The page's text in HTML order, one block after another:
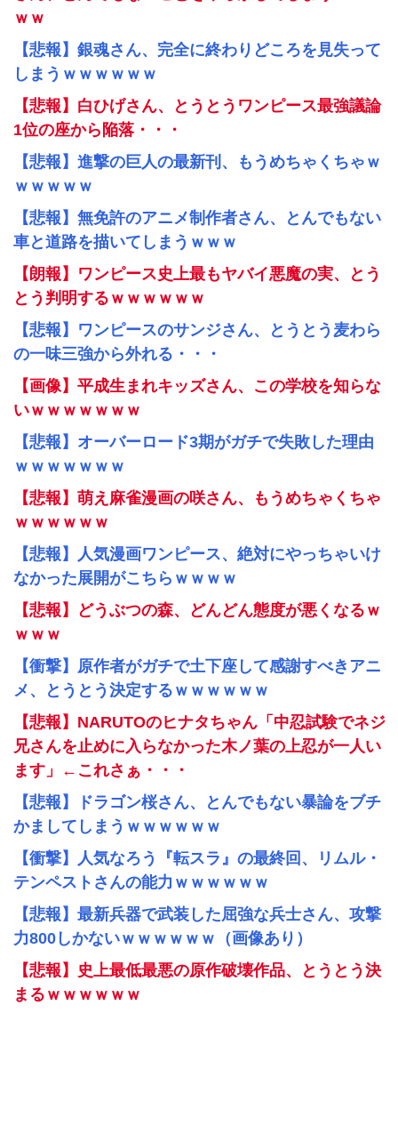
ｗｗ
【悲報】銀魂さん、完全に終わりどころを見失って
しまうｗｗｗｗｗｗ
【悲報】白ひげさん、とうとうワンピース最強議論
1位の座から陥落・・・
【悲報】進撃の巨人の最新刊、もうめちゃくちゃｗ
ｗｗｗｗｗ
【悲報】無免許のアニメ制作者さん、とんでもない
車と道路を描いてしまうｗｗｗ
【朗報】ワンピース史上最もヤバイ悪魔の実、とう
とう判明するｗｗｗｗｗｗ
【悲報】ワンピースのサンジさん、とうとう麦わら
の一味三強から外れる・・・
【画像】平成生まれキッズさん、この学校を知らな
いｗｗｗｗｗｗｗ
【悲報】オーバーロード3期がガチで失敗した理由
ｗｗｗｗｗｗｗ
【悲報】萌え麻雀漫画の咲さん、もうめちゃくちゃ
ｗｗｗｗｗｗ
【悲報】人気漫画ワンピース、絶対にやっちゃいけ
なかった展開がこちらｗｗｗｗ
【悲報】どうぶつの森、どんどん態度が悪くなるｗ
ｗｗｗ
【衝撃】原作者がガチで土下座して感謝すべきアニ
メ、とうとう決定するｗｗｗｗｗｗ
【悲報】NARUTOのヒナタちゃん「中忍試験でネジ
兄さんを止めに入らなかった木ノ葉の上忍が一人い
ます」←これさぁ・・・
【悲報】ドラゴン桜さん、とんでもない暴論をブチ
かましてしまうｗｗｗｗｗｗ
【衝撃】人気なろう『転スラ』の最終回、リムル・
テンペストさんの能力ｗｗｗｗｗｗ
【悲報】最新兵器で武装した屈強な兵士さん、攻撃
力800しかないｗｗｗｗｗｗ（画像あり）
【悲報】史上最低最悪の原作破壊作品、とうとう決
まるｗｗｗｗｗｗ